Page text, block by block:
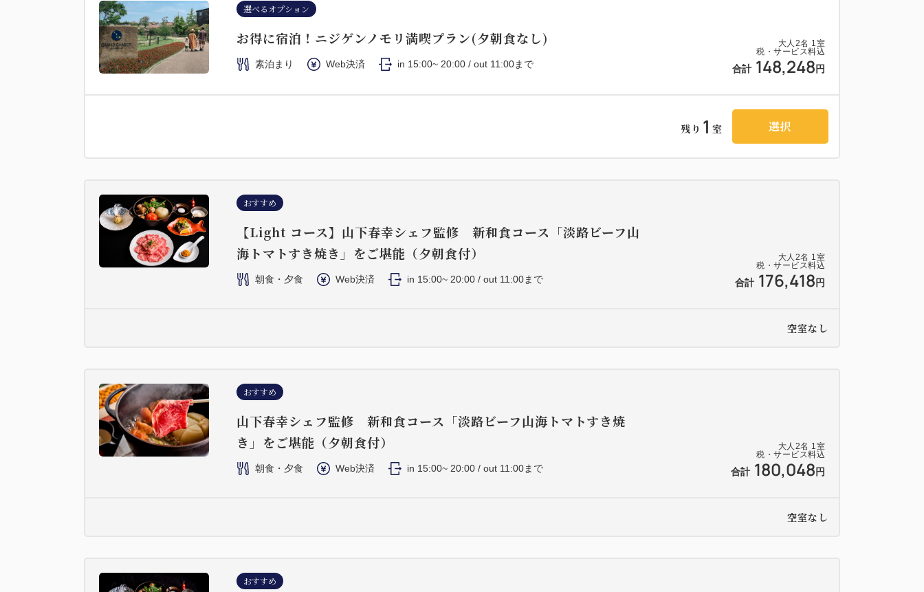
大人 2名 1室
税・サービス料込
合計 148,248 円
選べるオプション
お得に宿泊！ニジゲンノモリ満喫プラン(夕朝食なし)
素泊まり Web決済 in 15:00~ 20:00 / out 11:00まで
残り 1 室 選択
大人 2名 1室
税・サービス料込
合計 176,418 円
おすすめ
【Light コース】山下春幸シェフ監修 新和食コース「淡路ビーフ山
海トマトすき焼き」をご堪能（夕朝食付）
朝食・夕食 Web決済 in 15:00~ 20:00 / out 11:00まで
空室なし
大人 2名 1室
税・サービス料込
合計 180,048 円
おすすめ
山下春幸シェフ監修 新和食コース「淡路ビーフ山海トマトすき焼
き」をご堪能（夕朝食付）
朝食・夕食 Web決済 in 15:00~ 20:00 / out 11:00まで
空室なし
おすすめ